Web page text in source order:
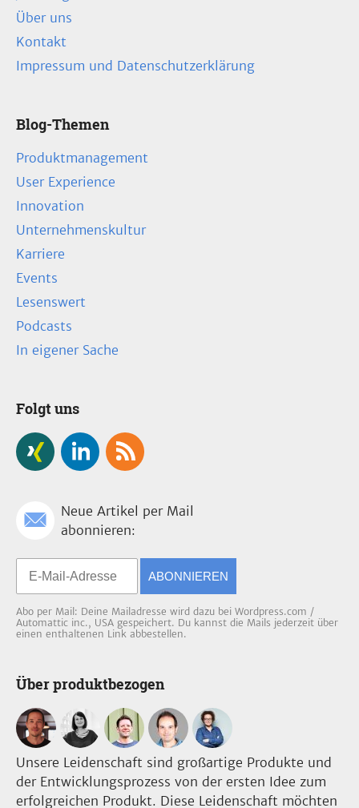
Über uns
Kontakt
Impressum und Datenschutzerklärung
Blog-Themen
Produktmanagement
User Experience
Innovation
Unternehmenskultur
Karriere
Events
Lesenswert
Podcasts
In eigener Sache
Folgt uns
Neue Artikel per Mail
abonnieren:
ABONNIEREN
Abo per Mail: Deine Mailadresse wird dazu bei Wordpress.com /
Automattic inc., USA gespeichert. Du kannst die Mails jederzeit über
einen enthaltenen Link abbestellen.
Über produktbezogen
Unsere Leidenschaft sind großartige Produkte und
der Entwicklungsprozess von der ersten Idee zum
erfolgreichen Produkt. Diese Leidenschaft möchten